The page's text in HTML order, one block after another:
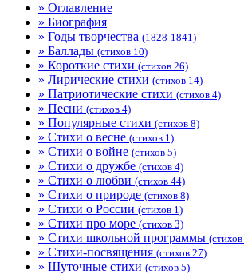
» Оглавление
» Биография
» Годы творчества (1828-1841)
» Баллады (стихов 10)
» Короткие стихи (стихов 26)
» Лирические стихи (стихов 14)
» Патриотические стихи (стихов 4)
» Песни (стихов 4)
» Популярные стихи (стихов 8)
» Стихи о весне (стихов 1)
» Стихи о войне (стихов 5)
» Стихи о дружбе (стихов 4)
» Стихи о любви (стихов 44)
» Стихи о природе (стихов 8)
» Стихи о России (стихов 1)
» Стихи про море (стихов 3)
» Стихи школьной программы
» Стихи-посвящения (стихов 27)
» Шуточные стихи (стихов 5)